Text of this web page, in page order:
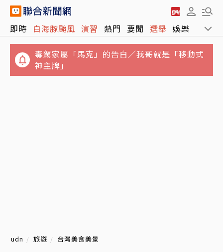
即時 白海豚颱風 演習 熱門 要聞 選舉 娛樂 運動
神主牌」
結婚基金全賠光！準新娘借錢拚翻本輸慘 崩潰
想悔婚：放男友自由
udn 旅遊 台灣美食美景